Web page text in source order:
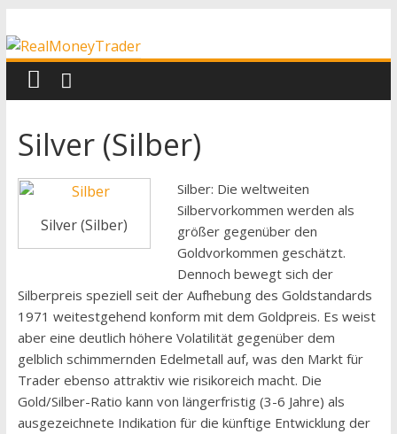
Inhalt
springen
RealMoneyTrader
Echtgeld-
Trading
Silver (Silber)
Silver (Silber)
Silber: Die weltweiten
Silbervorkommen werden als
größer gegenüber den
Goldvorkommen geschätzt.
Dennoch bewegt sich der
Silberpreis speziell seit der Aufhebung des Goldstandards
1971 weitestgehend konform mit dem Goldpreis. Es weist
aber eine deutlich höhere Volatilität gegenüber dem
gelblich schimmernden Edelmetall auf, was den Markt für
Trader ebenso attraktiv wie risikoreich macht. Die
Gold/Silber-Ratio kann von längerfristig (3-6 Jahre) als
ausgezeichnete Indikation für die künftige Entwicklung der